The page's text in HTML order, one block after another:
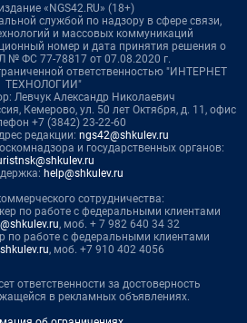
«NGS42.RU» (18+)
службой по надзору в сфере связи,
и массовых коммуникаций
номер и дата принятия решения о
№ ФС 77-78817 от 07.08.2020 г.
ответственностью "ИНТЕРНЕТ
ТЕХНОЛОГИИ"
Левчук Александр Николаевич
Кемерово, ул. 50 лет Октября, д. 11, офис
+7 (3842) 23-22-60
редакции: ngs42@shkulev.ru
и государственных органов:
help@shkulev.ru
сотрудничества:
по работе с федеральными клиентами
, моб. + 7 982 640 34 32
по работе с федеральными клиентами
, моб. +7 910 402 4056
ответственности за достоверность
в рекламных объявлениях.